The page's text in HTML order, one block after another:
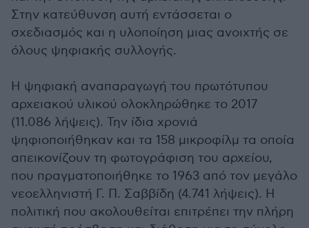
Στην κατεύθυνση αυτή εντάσσεται ο
σχεδιασμός και η υλοποίηση μιας ανοιχτής σε
όλους ψηφιακής συλλογής.
Η ψηφιακή αναπαραγωγή του πρωτότυπου
αρχειακού υλικού ολοκληρώθηκε το 2017
(11.086 λήψεις). Την ίδια χρονιά
ψηφιοποιήθηκαν και τα 158 μικροφίλμ τα οποία
απεικονίζουν τη φωτογράφιση του αρχείου,
που πραγματοποιήθηκε το 1963 από τον μεγάλο
νεοελληνιστή Γ. Π. Σαββίδη (4.741 λήψεις). Η
πολιτική που ακολουθείται επιτρέπει την πλήρη